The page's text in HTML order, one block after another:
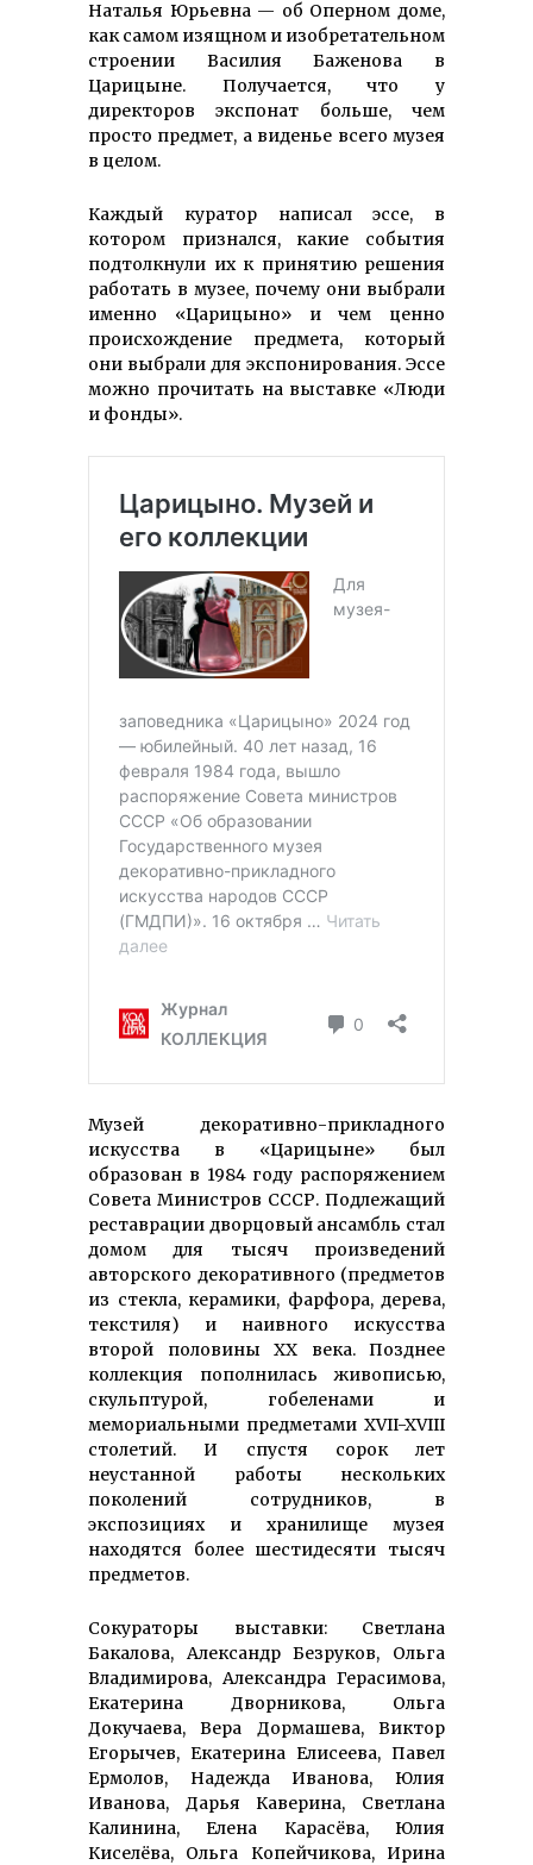
Наталья Юрьевна — об Оперном доме,
как самом изящном и изобретательном
строении Василия Баженова в
Царицыне. Получается, что у
директоров экспонат больше, чем
просто предмет, а виденье всего музея
в целом.
Каждый куратор написал эссе, в
котором признался, какие события
подтолкнули их к принятию решения
работать в музее, почему они выбрали
именно «Царицыно» и чем ценно
происхождение предмета, который
они выбрали для экспонирования. Эссе
можно прочитать на выставке «Люди
и фонды».
Музей декоративно-прикладного
искусства в «Царицыне» был
образован в 1984 году распоряжением
Совета Министров СССР. Подлежащий
реставрации дворцовый ансамбль стал
домом для тысяч произведений
авторского декоративного (предметов
из стекла, керамики, фарфора, дерева,
текстиля) и наивного искусства
второй половины XX века. Позднее
коллекция пополнилась живописью,
скульптурой, гобеленами и
мемориальными предметами XVII-XVIII
столетий. И спустя сорок лет
неустанной работы нескольких
поколений сотрудников, в
экспозициях и хранилище музея
находятся более шестидесяти тысяч
предметов.
Сокураторы выставки: Светлана
Бакалова, Александр Безруков, Ольга
Владимирова, Александра Герасимова,
Екатерина Дворникова, Ольга
Докучаева, Вера Дормашева, Виктор
Егорычев, Екатерина Елисеева, Павел
Ермолов, Надежда Иванова, Юлия
Иванова, Дарья Каверина, Светлана
Калинина, Елена Карасёва, Юлия
Киселёва, Ольга Копейчикова, Ирина